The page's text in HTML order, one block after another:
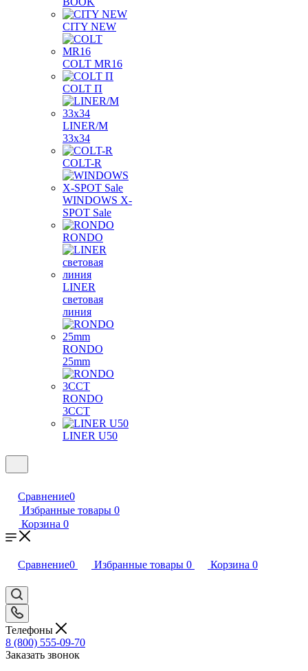
CITY NEW
COLT MR16
COLT П
LINER/М
33х34
COLT-R
WINDOWS X-
SPOT Sale
RONDO
LINER
световая
линия
RONDO
25mm
RONDO
3CCT
LINER U50
Сравнение0
Избранные товары 0
Корзина 0
Сравнение0 Избранные товары 0 Корзина 0
Телефоны
8 (800) 555-09-70
Заказать звонок